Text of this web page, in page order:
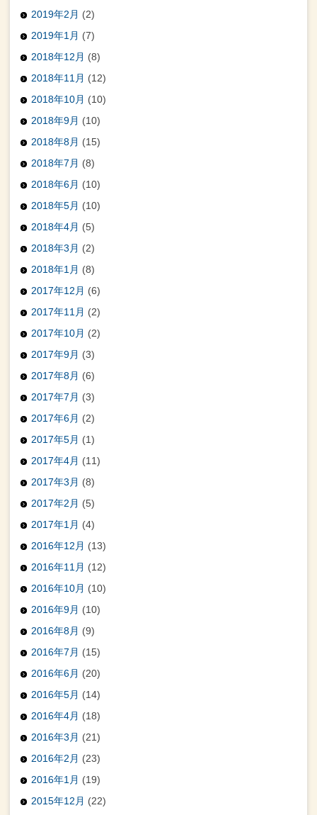
2019年2月 (2)
2019年1月 (7)
2018年12月 (8)
2018年11月 (12)
2018年10月 (10)
2018年9月 (10)
2018年8月 (15)
2018年7月 (8)
2018年6月 (10)
2018年5月 (10)
2018年4月 (5)
2018年3月 (2)
2018年1月 (8)
2017年12月 (6)
2017年11月 (2)
2017年10月 (2)
2017年9月 (3)
2017年8月 (6)
2017年7月 (3)
2017年6月 (2)
2017年5月 (1)
2017年4月 (11)
2017年3月 (8)
2017年2月 (5)
2017年1月 (4)
2016年12月 (13)
2016年11月 (12)
2016年10月 (10)
2016年9月 (10)
2016年8月 (9)
2016年7月 (15)
2016年6月 (20)
2016年5月 (14)
2016年4月 (18)
2016年3月 (21)
2016年2月 (23)
2016年1月 (19)
2015年12月 (22)